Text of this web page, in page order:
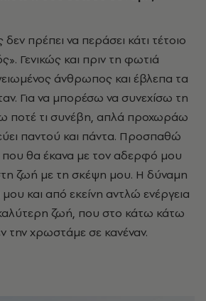
πρέπει να περάσει κάτι τέτοιο
Γενικώς και πριν τη φωτιά
άνθρωπος και έβλεπα τα
Για να μπορέσω να συνεχίσω τη
ποτέ τι συνέβη, απλά προχωράω
παντού και πάντα. Προσπαθώ
θα έκανα με τον αδερφό μου
ζωή με τη σκέψη μου. Η δύναμη
και από εκείνη αντλώ ενέργεια
καλύτερη ζωή, που στο κάτω κάτω
την χρωστάμε σε κανέναν.